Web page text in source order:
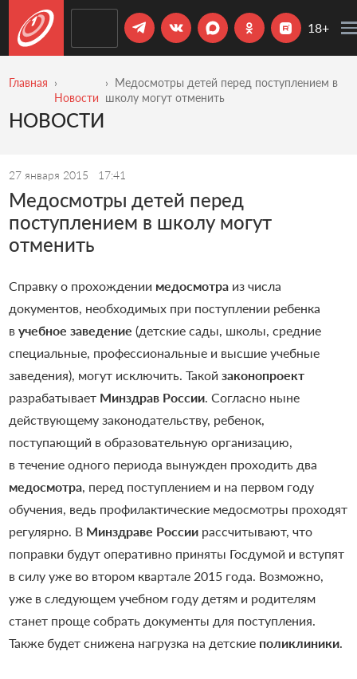
18+
Главная
Новости
Медосмотры детей перед поступлением в
школу могут отменить
НОВОСТИ
27 января 2015 17:41
Медосмотры детей перед
поступлением в школу могут
отменить
Справку о прохождении медосмотраиз числа
документов, необходимых при поступлении ребенка
в учебное заведение (детские сады, школы, средние
специальные, профессиональные и высшие учебные
заведения), могут исключить. Такой законопроект
разрабатываетМинздрав России. Согласно ныне
действующему законодательству, ребенок,
поступающий в образовательную организацию,
в течение одного периода вынужден проходить два
медосмотра, перед поступлением и на первом году
обучения, ведь профилактические медосмотры проходят
регулярно. В Минздраве Россиирассчитывают, что
поправки будут оперативно приняты Госдумой и вступят
в силу уже во втором квартале 2015 года. Возможно,
уже в следующем учебном году детям и родителям
станет проще собрать документы для поступления.
Также будет снижена нагрузка на детские поликлиники.